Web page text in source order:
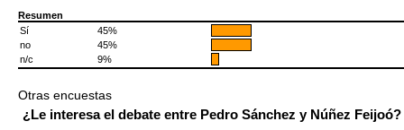
Resumen
Sí
45%
no
45%
n/c
9%
Otras encuestas
¿Le interesa el debate entre Pedro Sánchez y Núñez Feijoó?